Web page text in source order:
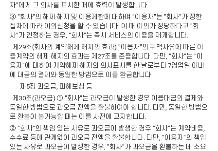
자"에게 그 의사를 표시한 때에 효력이 발생합니다.
③ "회사"의 해제·해지 및 이용제한에 대하여 "이용자"는 "회사"가 정한
절차에 따라 이의신청을 할 수 있습니다. 이 때 이의가 정당하다고 "회
사"가 인정하는 경우, "회사"는 즉시 서비스의 이용을 재개합니다.
제29조(회사의 계약해제·해지의 효과) "이용자"의 귀책사유에 따른 이
용계약의 해제·해지의 효과는 제27조를 준용합니다. 다만, "회사"는 "이
용자"에 대하여 계약해제·해지의 의사표시를 한 날로부터 7영업일 이내
에 대금의 결제와 동일한 방법으로 이를 환급합니다.
제5장 과오금, 피해보상 등
제30조(과오금) ① "회사"는 과오금이 발생한 경우 이용대금의 결제와
동일한 방법으로 과오금 전액을 환불하여야 합니다. 다만, 동일한 방법으
로 환불이 불가능할 때는 이를 사전에 고지합니다.
② "회사"의 책임 있는 사유로 과오금이 발생한 경우 "회사"는 계약비용,
수수료 등에 관계없이 과오금 전액을 환불합니다. 다만, "이용자"의 책임
있는 사유로 과오금이 발생한 경우, "회사"가 과오금을 환불하는 데 소요